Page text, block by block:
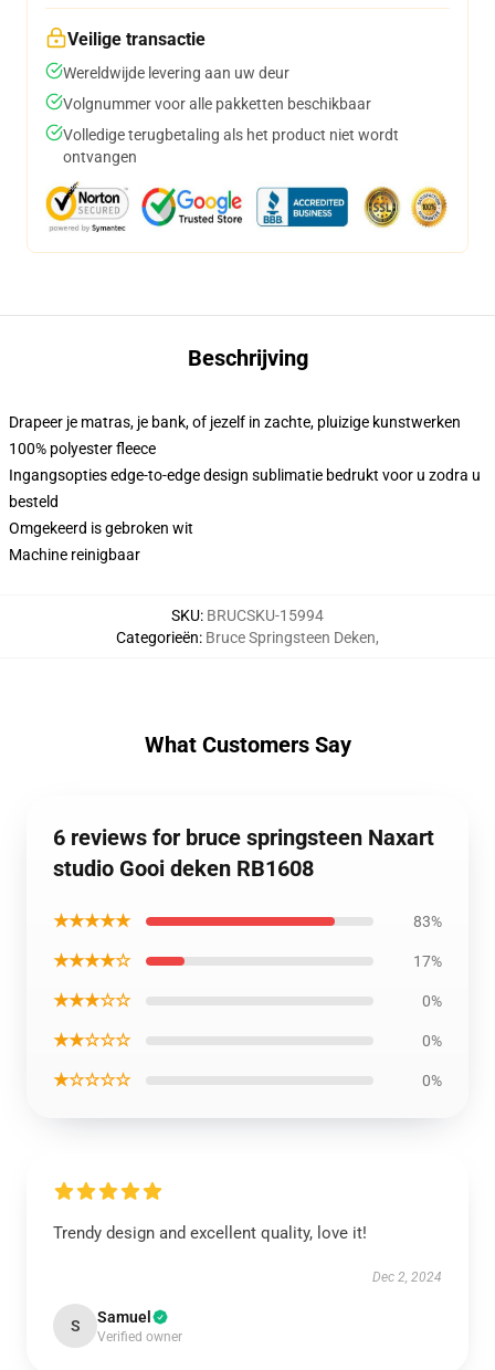
Veilige transactie
Wereldwijde levering aan uw deur
Volgnummer voor alle pakketten beschikbaar
Volledige terugbetaling als het product niet wordt
ontvangen
Beschrijving
Drapeer je matras, je bank, of jezelf in zachte, pluizige kunstwerken
100% polyester fleece
Ingangsopties edge-to-edge design sublimatie bedrukt voor u zodra u
besteld
Omgekeerd is gebroken wit
Machine reinigbaar
SKU: BRUCSKU-15994
Categorieën: Bruce Springsteen Deken,
What Customers Say
6 reviews for bruce springsteen Naxart
studio Gooi deken RB1608
★★★★★ 83%
★★★★☆ 17%
★★★☆☆ 0%
★★☆☆☆ 0%
★☆☆☆☆ 0%
Trendy design and excellent quality, love it!
Dec 2, 2024
S Samuel
Verified owner